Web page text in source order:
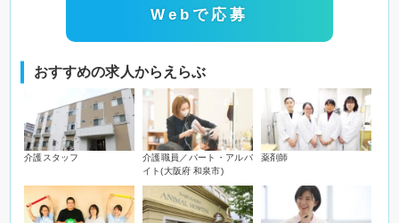
Webで応募
おすすめの求人からえらぶ
介護スタッフ
介護職員／パート・アルバ
イト(大阪府 和泉市)
薬剤師